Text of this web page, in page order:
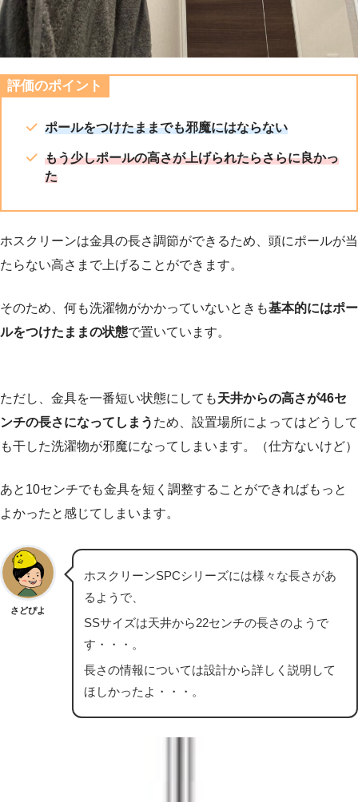
評価のポイント
ポールをつけたままでも邪魔にはならない
もう少しポールの高さが上げられたらさらに良かっ
た
ホスクリーンは金具の長さ調節ができるため、頭にポールが当
たらない高さまで上げることができます。
そのため、何も洗濯物がかかっていないときも基本的にはポー
ルをつけたままの状態で置いています。
ただし、金具を一番短い状態にしても天井からの高さが46セ
ンチの長さになってしまう ため、設置場所によってはどうして
も干した洗濯物が邪魔になってしまいます。（仕方ないけど）
あと10センチでも金具を短く調整することができればもっと
よかったと感じてしまいます。
さどぴよ
ホスクリーンSPCシリーズには様々な長さがあ
るようで、
SSサイズは天井から22センチの長さのようで
す・・・。
長さの情報については設計から詳しく説明して
ほしかったよ・・・。